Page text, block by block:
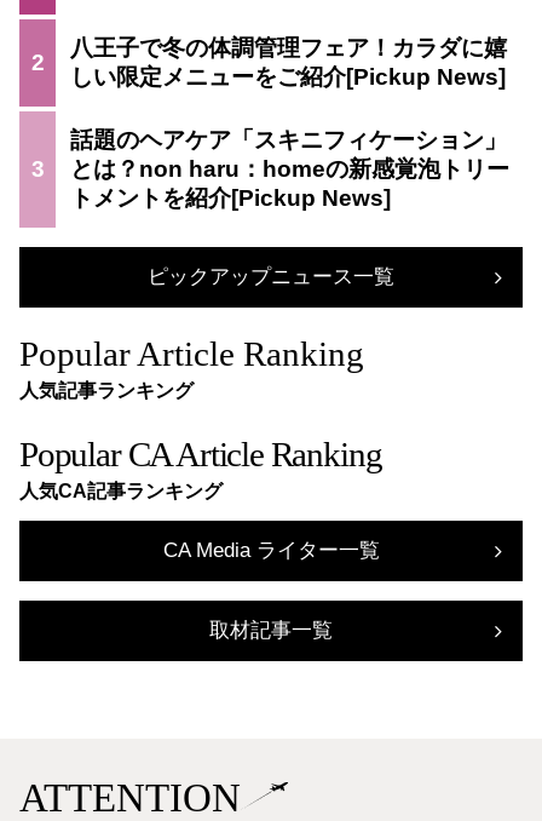
2
八王子で冬の体調管理フェア！カラダに嬉
しい限定メニューをご紹介
3
話題のヘアケア「スキニフィケーション」
とは？non haru：homeの新感覚泡トリー
トメントを紹介
ピックアップニュース一覧
Popular Article Ranking
人気記事ランキング
Popular CA Article Ranking
人気CA記事ランキング
CA Media ライター一覧
取材記事一覧
ATTENTION